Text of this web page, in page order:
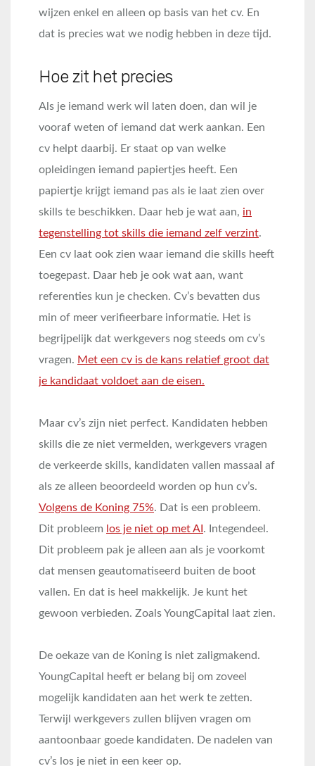
wijzen enkel en alleen op basis van het cv. En
dat is precies wat we nodig hebben in deze tijd.
Hoe zit het precies
Als je iemand werk wil laten doen, dan wil je
vooraf weten of iemand dat werk aankan. Een
cv helpt daarbij. Er staat op van welke
opleidingen iemand papiertjes heeft. Een
papiertje krijgt iemand pas als ie laat zien over
skills te beschikken. Daar heb je wat aan, in
tegenstelling tot skills die iemand zelf verzint.
Een cv laat ook zien waar iemand die skills heeft
toegepast. Daar heb je ook wat aan, want
referenties kun je checken. Cv’s bevatten dus
min of meer verifieerbare informatie. Het is
begrijpelijk dat werkgevers nog steeds om cv’s
vragen. Met een cv is de kans relatief groot dat
je kandidaat voldoet aan de eisen.
Maar cv’s zijn niet perfect. Kandidaten hebben
skills die ze niet vermelden, werkgevers vragen
de verkeerde skills, kandidaten vallen massaal af
als ze alleen beoordeeld worden op hun cv’s.
Volgens de Koning 75%. Dat is een probleem.
Dit probleem los je niet op met AI . Integendeel.
Dit probleem pak je alleen aan als je voorkomt
dat mensen geautomatiseerd buiten de boot
vallen. En dat is heel makkelijk. Je kunt het
gewoon verbieden. Zoals YoungCapital laat zien.
De oekaze van de Koning is niet zaligmakend.
YoungCapital heeft er belang bij om zoveel
mogelijk kandidaten aan het werk te zetten.
Terwijl werkgevers zullen blijven vragen om
aantoonbaar goede kandidaten. De nadelen van
cv’s los je niet in een keer op.